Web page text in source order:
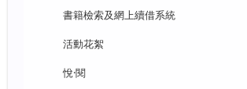
書籍檢索及網上續借系統
活動花絮
悅·閱